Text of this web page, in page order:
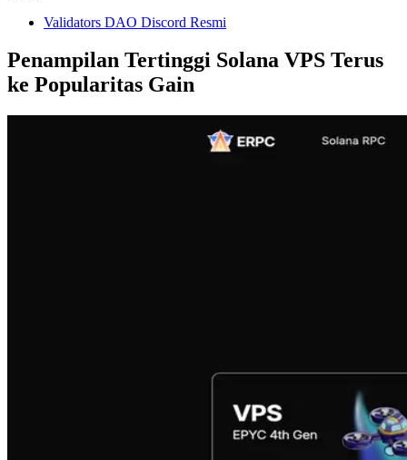
Validators DAO Discord Resmi
Penampilan Tertinggi Solana VPS Terus
ke Popularitas Gain